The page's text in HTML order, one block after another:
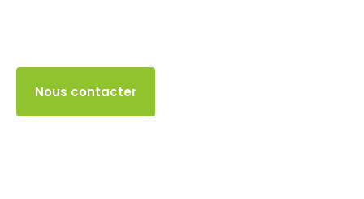
Nous contacter